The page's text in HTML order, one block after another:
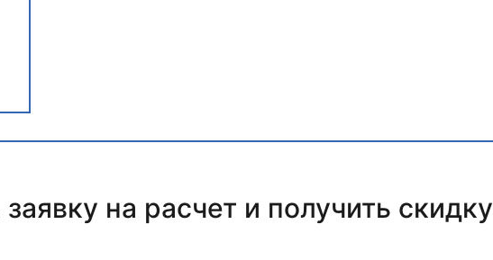
на расчет и получить скидку